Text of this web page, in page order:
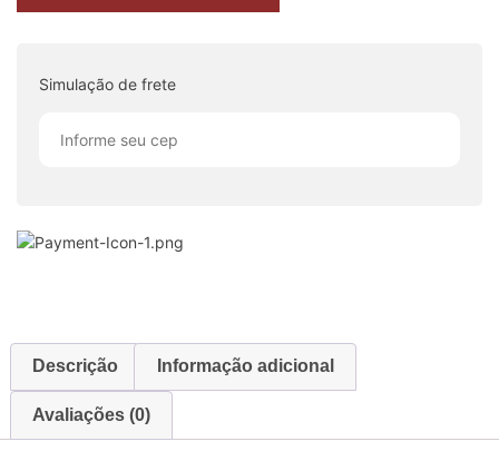
Simulação de frete
Descrição Informação adicional
Avaliações (0)